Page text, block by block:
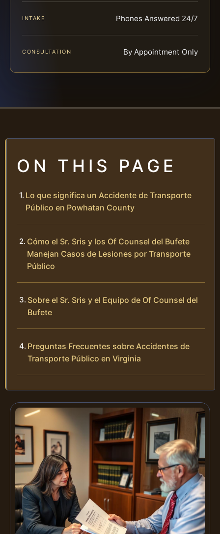
INTAKE Phones Answered 24/7
CONSULTATION By Appointment Only
ON THIS PAGE
Lo que significa un Accidente de Transporte
Público en Powhatan County
Cómo el Sr. Sris y los Of Counsel del Bufete
Manejan Casos de Lesiones por Transporte
Público
Sobre el Sr. Sris y el Equipo de Of Counsel del
Bufete
Preguntas Frecuentes sobre Accidentes de
Transporte Público en Virginia